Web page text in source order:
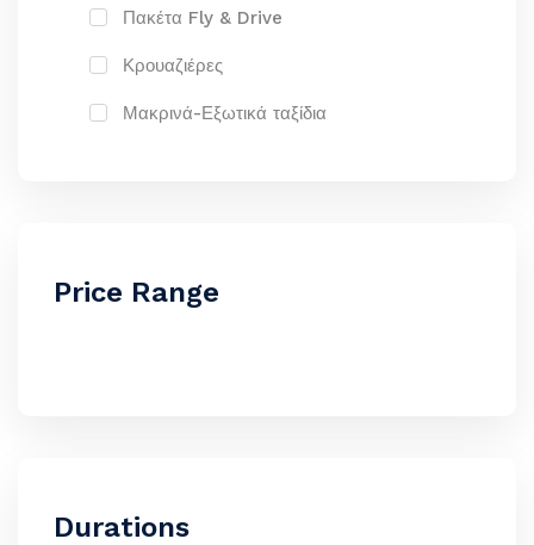
Πακέτα Fly & Drive
Κρουαζιέρες
Μακρινά-Εξωτικά ταξίδια
Price Range
Durations